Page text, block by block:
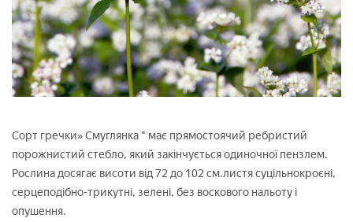
Сорт гречки» Смуглянка " має прямостоячий ребристий
порожнистий стебло, який закінчується одиночної пензлем.
Рослина досягає висоти від 72 до 102 см.листя суцільнокроєні,
серцеподібно-трикутні, зелені, без воскового нальоту і
опушення.